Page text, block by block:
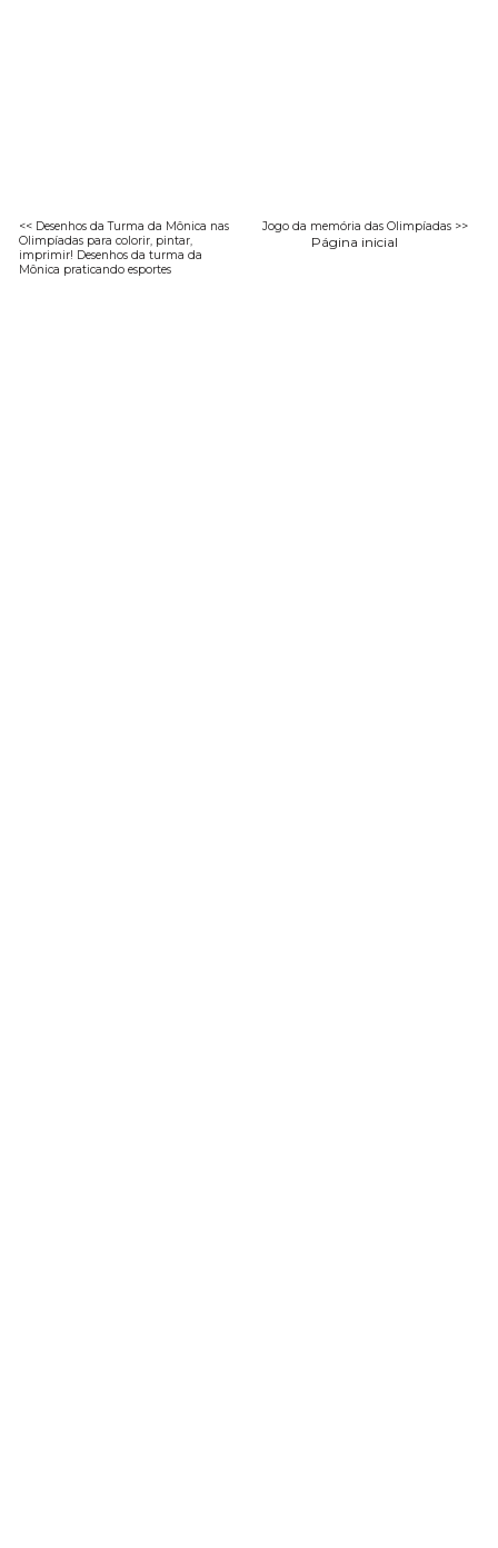
<< Desenhos da Turma da Mônica nas
Olimpíadas para colorir, pintar,
imprimir! Desenhos da turma da
Mônica praticando esportes
Jogo da memória das Olimpíadas >>
Página inicial